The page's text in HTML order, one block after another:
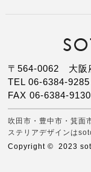
〒564-0062 大阪
TEL 06-6384-9285
FAX 06-6384-9130
吹田市・豊中市・箕面
ステリアデザインは
Copyright © 2023